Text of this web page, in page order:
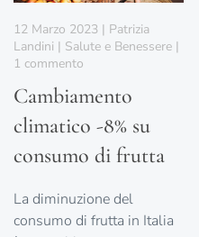
12 Marzo 2023 | Patrizia
Landini | Salute e Benessere |
1 commento
climatico
su
consumo
di
Cambiamento
climatico -8% su
consumo di frutta
La diminuzione del
consumo di frutta in Italia